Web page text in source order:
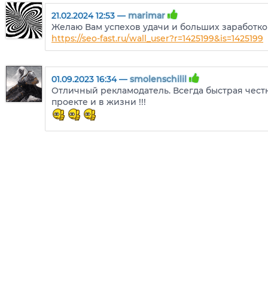
21.02.2024 12:53 — marimar
Желаю Вам успехов удачи и больших
https://seo-fast.ru/wall_user?r=1425199&is=1425199
01.09.2023 16:34 — smolenschilil
Отличный рекламодатель. Всегда быстрая
проекте и в жизни !!!